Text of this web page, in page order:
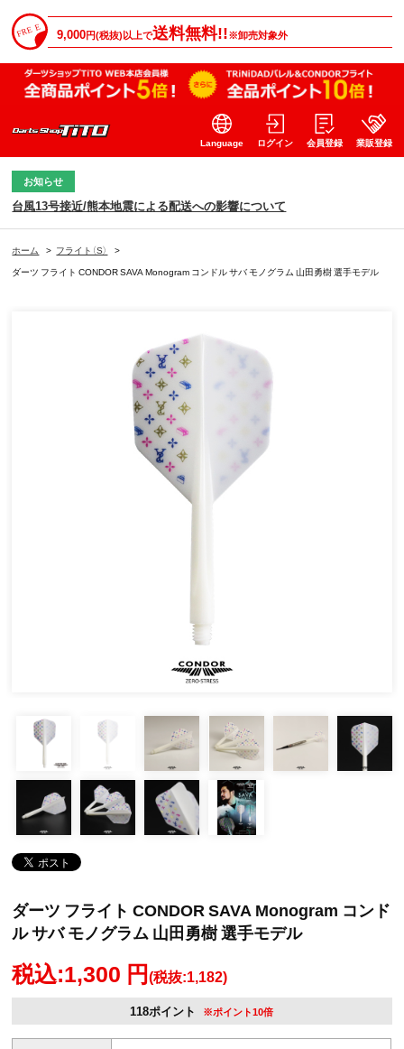
9,000円(税抜)以上で送料無料!!※卸売対象外
Language ログイン 会員登録 業販登録
お知らせ
台風13号接近/熊本地震による配送への影響について
ホーム > フライト（S）
>
ダーツ フライト CONDOR SAVA Monogram コンドル サバ モノグラム 山田勇樹 選手モデル
ダーツ フライト CONDOR SAVA Monogram コンド
ル サバ モノグラム 山田勇樹 選手モデル
税込:1,300 円(税抜:1,182)
118ポイント ※ポイント10倍